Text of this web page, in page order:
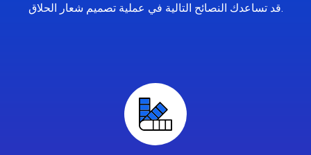
قد تساعدك النصائح التالية في عملية تصميم شعار الحلاق.